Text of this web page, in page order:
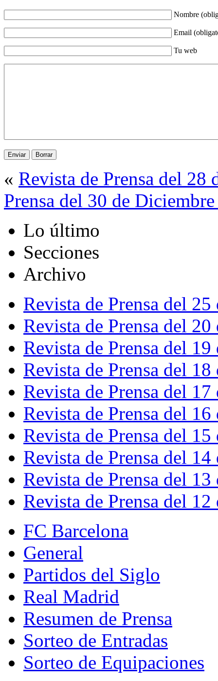
Nombre
Email
Tu web
« Revista de Prensa del 28
Prensa del 30 de
Lo último
Secciones
Archivo
Revista de Prensa del
Revista de Prensa del
Revista de Prensa del
Revista de Prensa del
Revista de Prensa del
Revista de Prensa del
Revista de Prensa del
Revista de Prensa del
Revista de Prensa del
Revista de Prensa del
FC Barcelona
General
Partidos del Siglo
Real Madrid
Resumen de Prensa
Sorteo de Entradas
Sorteo de Equipaciones